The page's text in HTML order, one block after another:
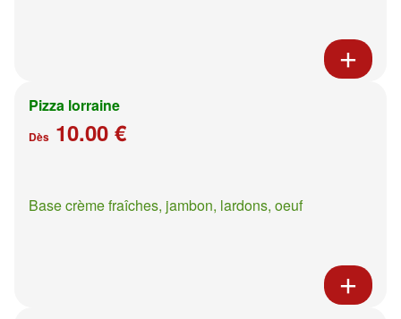
Pizza lorraine
Dès 10.00 €
Base crème fraîches, jambon, lardons, oeuf